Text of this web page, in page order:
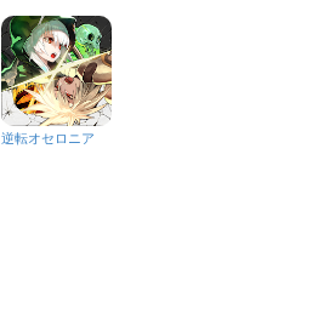
逆転オセロニア